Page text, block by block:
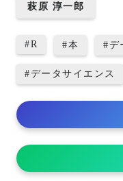
萩原 淳一郎
#R #本 #デ
#データサイエンス